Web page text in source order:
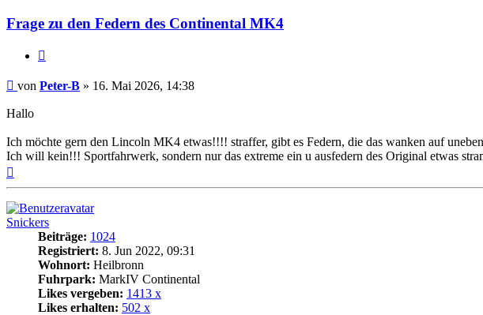
Frage zu den Federn des Continental MK4
Beitrag
von Peter-B » 16. Mai 2026, 14:38
Hallo
Ich möchte gern den Lincoln MK4 etwas!!!! straffer, gibt es Federn, die das wanken auf
Ich will kein!!! Sportfahrwerk, sondern nur das extreme ein u ausfedern des Original etwas
Snickers
Beiträge: 1024
Registriert: 8. Jun 2022, 09:31
Wohnort: Heilbronn
Fuhrpark: MarkIV Continental
Likes vergeben: 1413 x
Likes erhalten: 502 x